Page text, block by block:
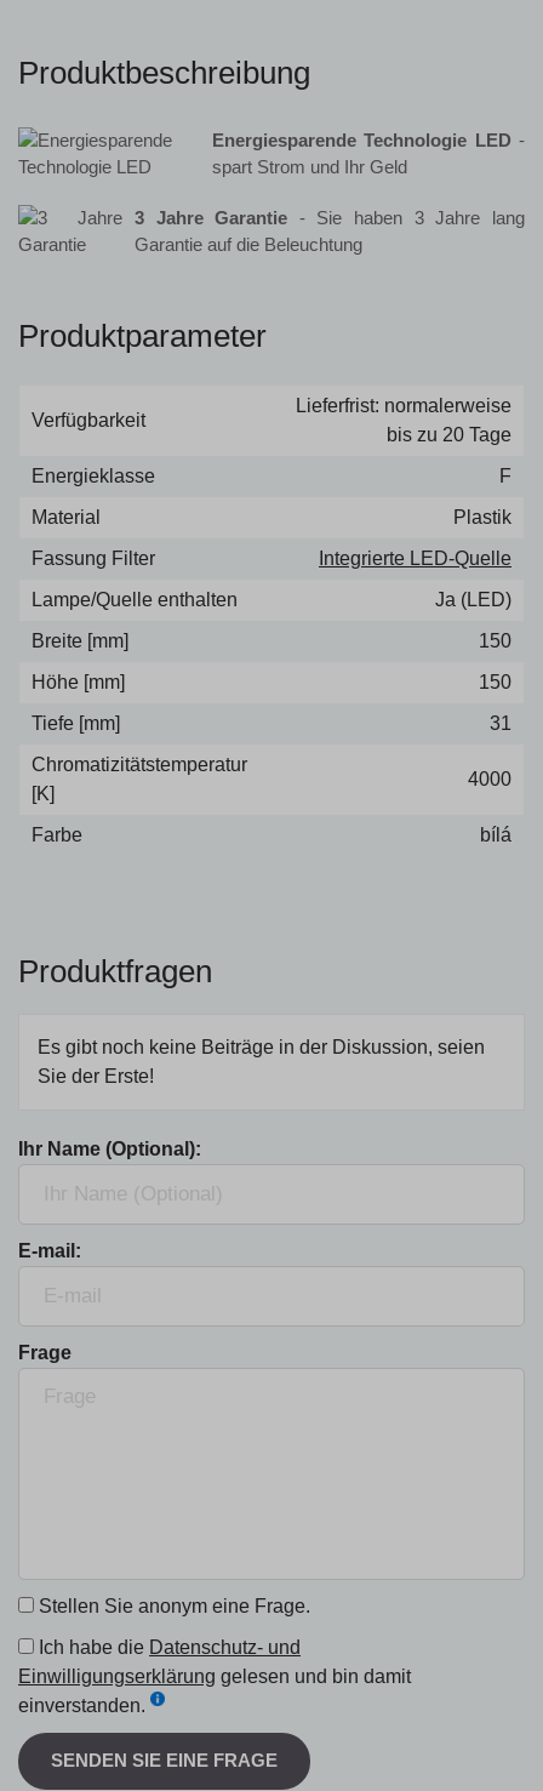
Produktbeschreibung
Energiesparende Technologie LED -
spart Strom und Ihr Geld
3 Jahre Garantie - Sie haben 3 Jahre lang
Garantie auf die Beleuchtung
Produktparameter
Verfügbarkeit
Lieferfrist: normalerweise
bis zu 20 Tage
Energieklasse
F
Material
Plastik
Fassung Filter
Integrierte LED-Quelle
Lampe/Quelle enthalten
Ja (LED)
Breite [mm]
150
Höhe [mm]
150
Tiefe [mm]
31
Chromatizitätstemperatur
[K]
4000
Farbe bílá
Produktfragen
Es gibt noch keine Beiträge in der Diskussion, seien
Sie der Erste!
Ihr Name (Optional):
E-mail:
Frage
Stellen Sie anonym eine Frage.
Ich habe die Datenschutz- und
Einwilligungserklärung gelesen und bin damit
einverstanden.
SENDEN SIE EINE FRAGE